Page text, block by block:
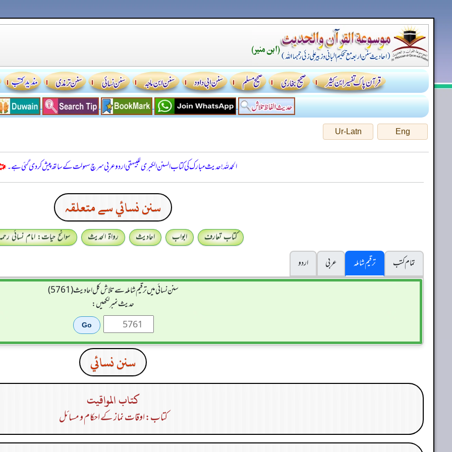
Eng
Ur-Latn
الحمدللہ! حدیث مبارک کی کتاب السنن الكبرى للبيهقي اردو عربی سرچ سہولت کے ساتھ پیش کر دی گئی ہے۔
سنن نسائي سے متعلقہ
کتاب تعارف ابواب احادیث رواۃ الحدیث
سوانح حیات: امام نسائی
تمام کتب
ترقیم شاملہ عربی
اردو
سنن نسائی میں ترقیم شاملہ سے تلاش کل احادیث (5761)
حدیث نمبر لکھیں:
سنن نسائي
كتاب المواقيت
کتاب: اوقات نماز کے احکام و مسائل